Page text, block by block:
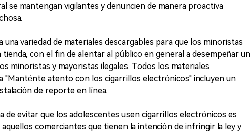
se mantengan vigilantes y denuncien de manera proactiva
variedad de materiales descargables para que los minoristas
con el fin de alentar al público en general a desempeñar un
minoristas y mayoristas ilegales. Todos los materiales
"Manténte atento con los cigarrillos electrónicos" incluyen un
de reporte en línea.
de evitar que los adolescentes usen cigarrillos electrónicos es
comerciantes que tienen la intención de infringir la ley y